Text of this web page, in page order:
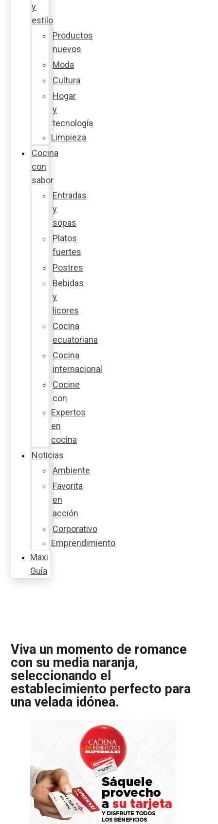
y
estilo
Productos
nuevos
Moda
Cultura
Hogar
y
tecnología
Limpieza
Cocina
con
sabor
Entradas
y
sopas
Platos
fuertes
Postres
Bebidas
y
licores
Cocina
ecuatoriana
Cocina
internacional
Cocine
con
Expertos
en
cocina
Noticias
Ambiente
Favorita
en
acción
Corporativo
Emprendimiento
Maxi
Guía
Viva un momento de romance
con su media naranja,
seleccionando el
establecimiento perfecto para
una velada idónea.